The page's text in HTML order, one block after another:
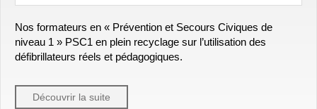
Nos formateurs en « Prévention et Secours Civiques de
niveau 1 » PSC1 en plein recyclage sur l’utilisation des
défibrillateurs réels et pédagogiques.
Découvrir la suite